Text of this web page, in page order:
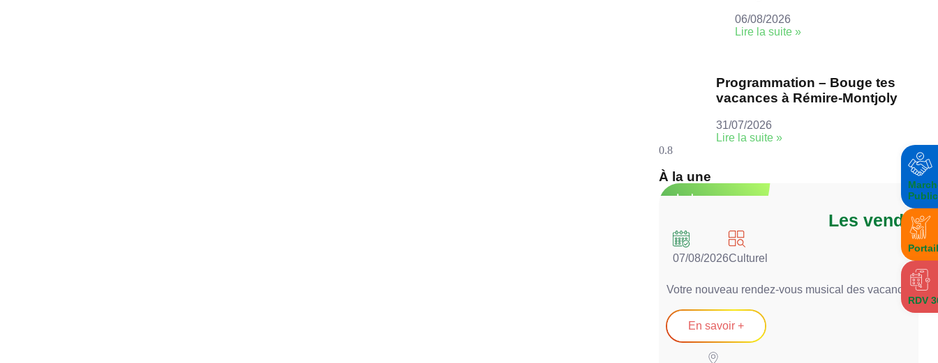
RDV
06/08/2026
Lire la suite »
Programmation – Bouge tes
vacances à Rémire-Montjoly
31/07/2026
Lire la suite »
À la une
07
2026
Les
07/08/2026Culturel
Votre nouveau rendez-vous musical des vacances se
En savoir +